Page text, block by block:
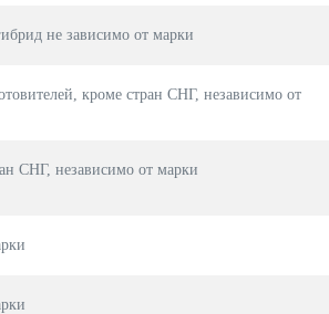
не зависимо от марки
кроме стран СНГ, независимо от
СНГ, независимо от марки